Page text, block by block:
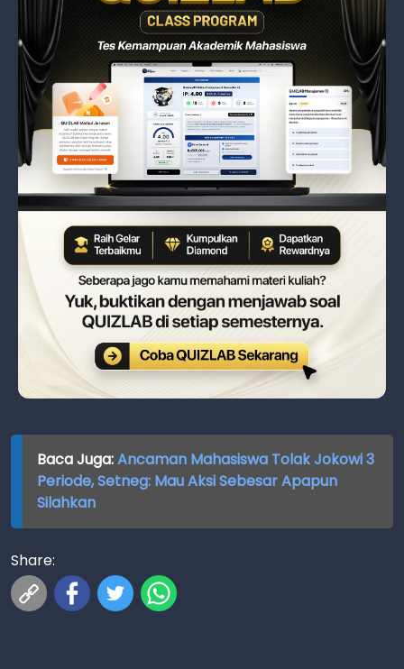
Baca Juga:Ancaman Mahasiswa Tolak Jokowi 3
Periode, Setneg: Mau Aksi Sebesar Apapun
Silahkan
Share: